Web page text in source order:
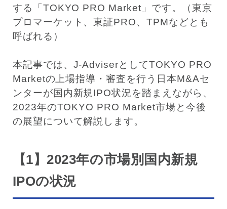
する「TOKYO PRO Market」です。（東京
プロマーケット、東証PRO、TPMなどとも
呼ばれる）
本記事では、J-AdviserとしてTOKYO PRO
Marketの上場指導・審査を行う日本M&Aセ
ンターが国内新規IPO状況を踏まえながら、
2023年のTOKYO PRO Market市場と今後
の展望について解説します。
【1】2023年の市場別国内新規
IPOの状況